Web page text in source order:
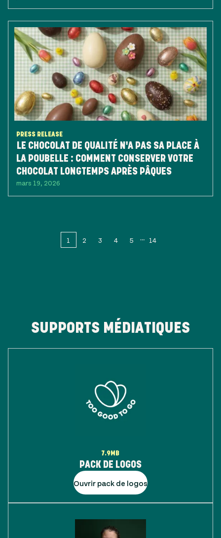
PRESS RELEASE
LE CHOCOLAT DE QUALITÉ N'A PAS SA PLACE À
LA POUBELLE : COMMENT CONSERVER VOTRE
CHOCOLAT LONGTEMPS APRÈS PÂQUES
mars 19, 2026
1 2 3 4 5 14
SUPPORTS MÉDIATIQUES
7.9MB
PACK DE LOGOS
Ouvrir pack de logos